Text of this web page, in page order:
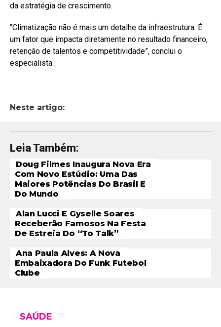
da estratégia de crescimento.
“Climatização não é mais um detalhe da infraestrutura. É
um fator que impacta diretamente no resultado financeiro,
retenção de talentos e competitividade”, conclui o
especialista.
Neste artigo:
Leia Também:
Doug Filmes Inaugura Nova Era
Com Novo Estúdio: Uma Das
Maiores Potências Do Brasil E
Do Mundo
Alan Lucci E Gyselle Soares
Receberão Famosos Na Festa
De Estreia Do “To Talk”
Ana Paula Alves: A Nova
Embaixadora Do Funk Futebol
Clube
SAÚDE